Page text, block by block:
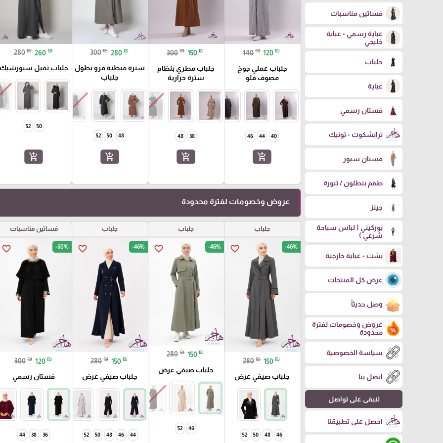
فساتين مناسبات
عباية رسمي - عباية
خليجي
جلباب
عباية
فستان رسمي
ترانشكوت - تونيك
فستان سبور
طقم بنطلون / تنورة
جينز
بوركيني ( لباس سباحة
شرعي )
بشت - عباية خارجية
عرض كل المنتجات
وصل حديثاً
عروض وخصومات لفترة
محدودة
سياسة الخصوصية
اتصل بنا
لنبقى على تواصل
احصل على تطبيقنا
140 ₪ 120 ₪
جلباب عملي جوخ
مصوف فلو
40
44
46
add_shopping_cart
300 ₪ 150 ₪
جلباب مطري بنظام
سترة حرارية
38
48
add_shopping_cart
300 ₪ 280 ₪
سترة مبطنة فرو بطول
جلباب
48
50
52
add_shopping_cart
280 ₪ 260 ₪
جلباب ثقيل سبورشيك
50
52
add_shopping_cart
عروض وخصومات لفترة محدودة
جلباب
favorite_border -46%
280 ₪ 150 ₪
جلباب صيفي عرض
46
48
50
52
جلباب
favorite_border -46%
280 ₪ 150 ₪
جلباب صيفي عرض
46
52
جلباب
favorite_border -46%
280 ₪ 150 ₪
جلباب صيفي عرض
44
46
48
50
52
فساتين مناسبات
favorite_border -60%
300 ₪ 120 ₪
فستان رسمي
36
38
44